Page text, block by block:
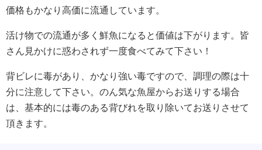
価格もかなり高価に流通しています。
活け物での流通が多く鮮魚になると価値は下がります。皆
さん見かけに惑わされず一度食べてみて下さい！
背ビレに毒があり、かなり強い毒ですので、調理の際は十
分に注意して下さい。のん気な魚屋からお送りする場合
は、基本的には毒のある背びれを取り除いてお送りさせて
頂きます。